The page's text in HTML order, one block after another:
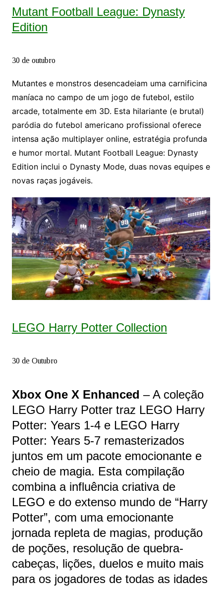
Mutant Football League: Dynasty
Edition
30 de outubro
Mutantes e monstros desencadeiam uma carnificina
maníaca no campo de um jogo de futebol, estilo
arcade, totalmente em 3D. Esta hilariante (e brutal)
paródia do futebol americano profissional oferece
intensa ação multiplayer online, estratégia profunda
e humor mortal. Mutant Football League: Dynasty
Edition inclui o Dynasty Mode, duas novas equipes e
novas raças jogáveis.
LEGO Harry Potter Collection
30 de Outubro
Xbox One X Enhanced – A coleção
LEGO Harry Potter traz LEGO Harry
Potter: Years 1-4 e LEGO Harry
Potter: Years 5-7 remasterizados
juntos em um pacote emocionante e
cheio de magia. Esta compilação
combina a influência criativa de
LEGO e do extenso mundo de “Harry
Potter”, com uma emocionante
jornada repleta de magias, produção
de poções, resolução de quebra-
cabeças, lições, duelos e muito mais
para os jogadores de todas as idades